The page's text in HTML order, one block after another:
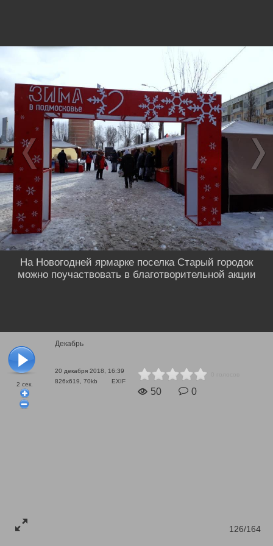
2 сек.
Декабрь
20 декабря 2018, 16:39
826x619, 70kb
EXIF
50 0
126/164
На Новогодней ярмарке поселка Старый городок
можно поучаствовать в благотворительной акции